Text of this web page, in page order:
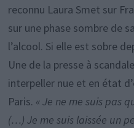
reconnu Laura Smet sur
sur une phase sombre de
l’alcool. Si elle est sobre
Une de la presse à
interpeller nue et en état
Paris. « Je ne me suis pas
(…) Je me suis laissée un